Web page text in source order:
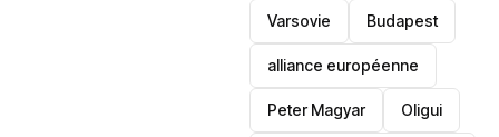
‎Varsovie Budapest
alliance européenne
Peter Magyar Oligui